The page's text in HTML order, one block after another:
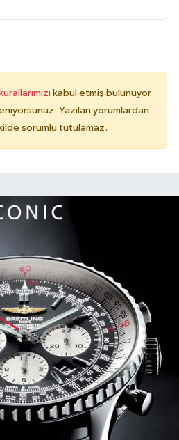
kabul etmiş bulunuyor
Yazılan yorumlardan
sorumlu tutulamaz.